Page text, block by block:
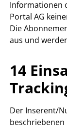
Informationen
Portal AG
Die
aus und
14
Der Inserent/
beschriebenen